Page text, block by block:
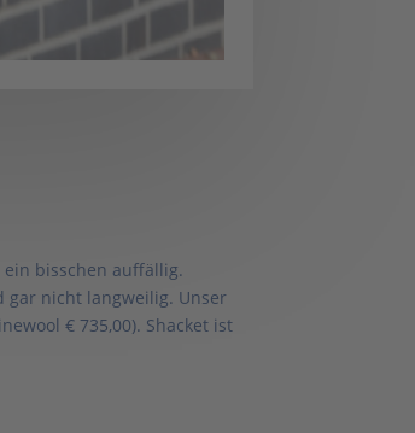
bisschen auffällig.
gar nicht langweilig. Unser
€ 735,00). Shacket ist